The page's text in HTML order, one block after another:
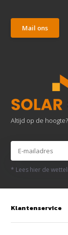
Mail ons
Altijd op de
* Lees hier de
Klantenservice